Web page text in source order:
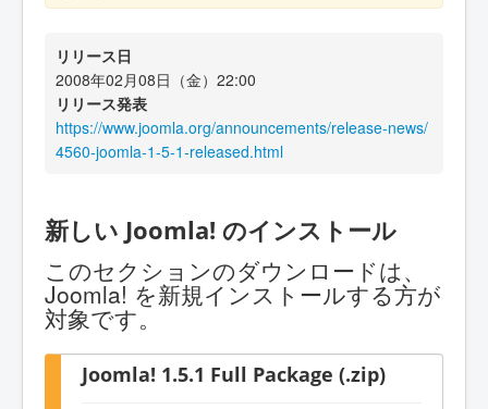
リリース日
2008年02月08日（金）22:00
リリース発表
https://www.joomla.org/announcements/release-news/
4560-joomla-1-5-1-released.html
新しい Joomla! のインストール
このセクションのダウンロードは、
Joomla! を新規インストールする方が
対象です。
Joomla! 1.5.1 Full Package (.zip)